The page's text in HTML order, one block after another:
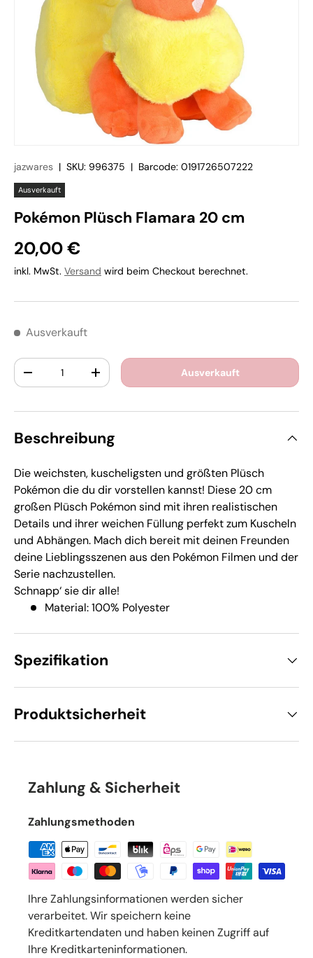
jazwares | SKU: 996375 | Barcode: 0191726507222
Ausverkauft
Pokémon Plüsch Flamara 20 cm
20,00 €
inkl. MwSt. Versand wird beim Checkout berechnet.
Ausverkauft
Anzahl
-
+ Ausverkauft
Beschreibung
Die weichsten, kuscheligsten und größten Plüsch
Pokémon die du dir vorstellen kannst! Diese 20 cm
großen Plüsch Pokémon sind mit ihren realistischen
Details und ihrer weichen Füllung perfekt zum Kuscheln
und Abhängen. Mach dich bereit mit deinen Freunden
deine Lieblingsszenen aus den Pokémon Filmen und der
Serie nachzustellen.
Schnapp‘ sie dir alle!
Material: 100% Polyester
Spezifikation
Produktsicherheit
Zahlung & Sicherheit
Zahlungsmethoden
Ihre Zahlungsinformationen werden sicher
verarbeitet. Wir speichern keine
Kreditkartendaten und haben keinen Zugriff auf
Ihre Kreditkarteninformationen.